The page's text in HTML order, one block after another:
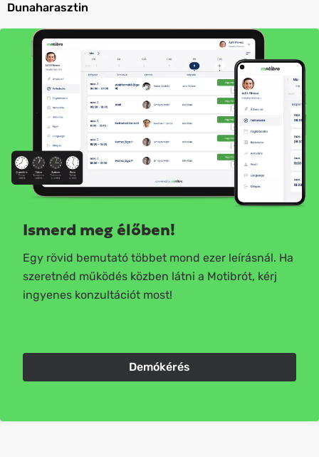
Dunaharasztin
Ismerd meg élőben!
Egy rövid bemutató többet mond ezer leírásnál. Ha
szeretnéd működés közben látni a Motibrót, kérj
ingyenes konzultációt most!
Demókérés